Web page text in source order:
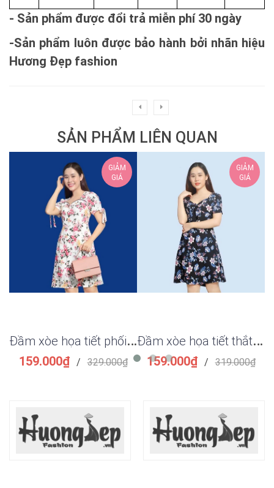
- Sản phẩm được đổi trả miễn phí 30 ngày
-Sản phẩm luôn được bảo hành bởi nhãn hiệu
Hương Đẹp fashion
SẢN PHẨM LIÊN QUAN
GIẢM
GIÁ
Đ
ầm xòe họa tiết phối nơ tay đẹp
159.000₫ / 329.000₫
GIẢM
GIÁ
Đ
ầm xòe họa tiết thắt nơ ngực thời trang
159.000₫ / 319.000₫